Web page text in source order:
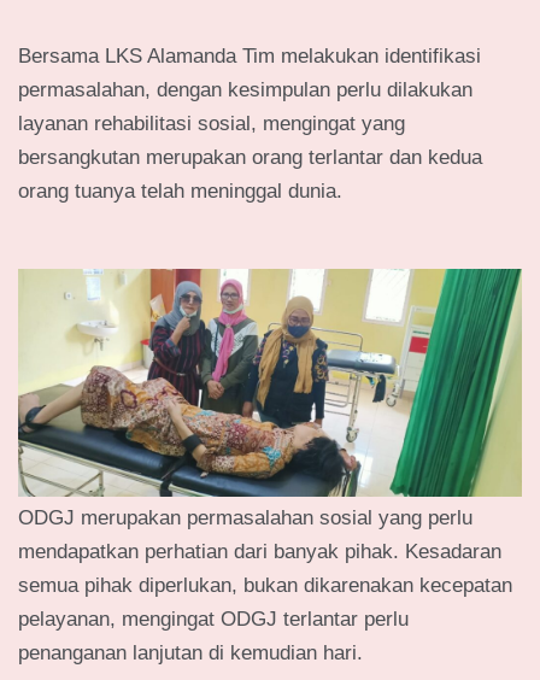
Bersama LKS Alamanda Tim melakukan identifikasi
permasalahan, dengan kesimpulan perlu dilakukan
layanan rehabilitasi sosial, mengingat yang
bersangkutan merupakan orang terlantar dan kedua
orang tuanya telah meninggal dunia.
ODGJ merupakan permasalahan sosial yang perlu
mendapatkan perhatian dari banyak pihak. Kesadaran
semua pihak diperlukan, bukan dikarenakan kecepatan
pelayanan, mengingat ODGJ terlantar perlu
penanganan lanjutan di kemudian hari.